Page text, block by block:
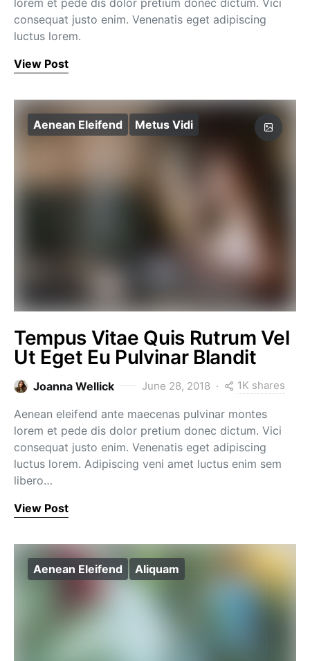
consequat justo enim. Venenatis eget adipiscing
luctus lorem.
View Post
Aenean Eleifend Metus Vidi
Tempus Vitae Quis Rutrum Vel
Ut Eget Eu Pulvinar Blandit
Joanna Wellick June 28, 2018 1K shares
Aenean eleifend ante maecenas pulvinar montes
lorem et pede dis dolor pretium donec dictum. Vici
consequat justo enim. Venenatis eget adipiscing
luctus lorem. Adipiscing veni amet luctus enim sem
libero…
View Post
Aenean Eleifend Aliquam